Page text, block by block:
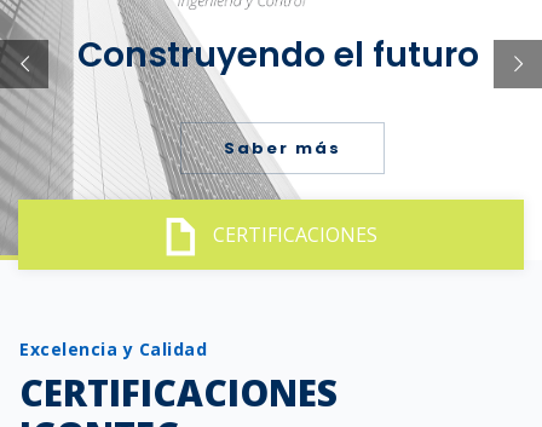
Construyendo el futuro
Saber más
CERTIFICACIONES
Excelencia y Calidad
CERTIFICACIONES